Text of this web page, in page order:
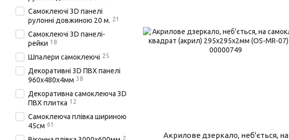
Акрилове дзеркало, неб'ється, на
Самоклеючі 3D панелі
рулонні довжиною 20 м. 21
Самоклеючі 3D панелі-
рейки 18
Шпалери самоклеючі 25
Декоративні 3D ПВХ панелі
960х480х4мм 38
Декоративна самоклеюча 3D
ПВХ плитка 12
Самоклеюча плівка шириною
45см 61
2